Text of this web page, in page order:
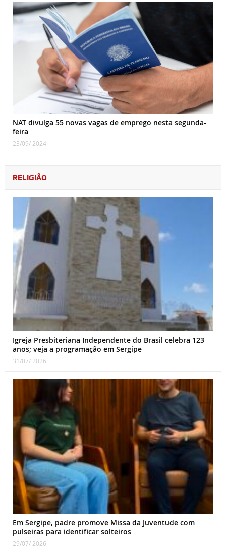
NAT divulga 55 novas vagas de emprego nesta segunda-
feira
23/09/ 2024
RELIGIÃO
Igreja Presbiteriana Independente do Brasil celebra 123
anos; veja a programação em Sergipe
31/07/ 2026
Em Sergipe, padre promove Missa da Juventude com
pulseiras para identificar solteiros
29/07/ 2026